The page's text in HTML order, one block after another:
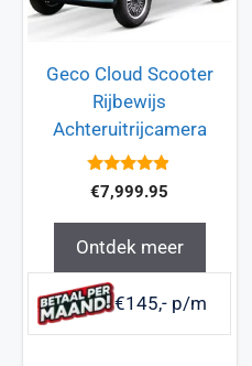
Geco Cloud Scooter
Rijbewijs
Achteruitrijcamera
4.7
van 5
€7,999.95
Ontdek meer
€145,- p/m